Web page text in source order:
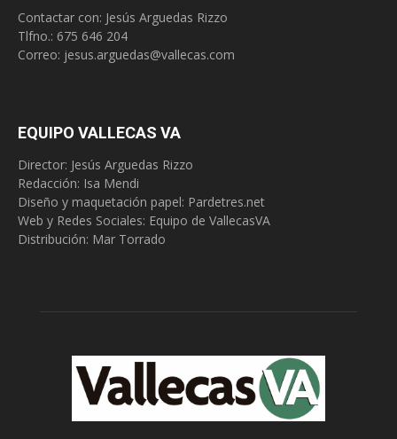
Contactar con: Jesús Arguedas Rizzo
Tlfno.: 675 646 204
Correo: jesus.arguedas@vallecas.com
EQUIPO VALLECAS VA
Director: Jesús Arguedas Rizzo
Redacción: Isa Mendi
Diseño y maquetación papel: Pardetres.net
Web y Redes Sociales: Equipo de VallecasVA
Distribución: Mar Torrado